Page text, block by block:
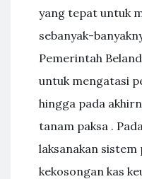
yang tepat untuk
sebanyak-
Pemerintah
untuk mengatasi
hingga pada
tanam paksa .
laksanakan
kekosongan kas